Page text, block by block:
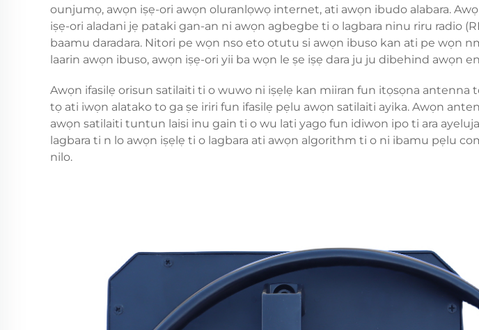
ounjumọ, awọn iṣẹ-ori awọn oluranlọwọ internet, ati awọn ibudo alabara.
iṣẹ-ori aladani jẹ pataki gan-an ni awọn agbegbe ti o lagbara ninu riru radio
baamu daradara. Nitori pe wọn nso eto otutu si awọn ibuso kan ati pe wọn
laarin awọn ibuso, awọn iṣẹ-ori yii ba wọn le ṣe iṣẹ dara ju ju dibehind awọn
Awọn ifasilẹ orisun satilaiti ti o wuwo ni iṣẹlẹ kan miiran fun itọsọna
tọ ati iwọn alatako to ga ṣe iriri fun ifasilẹ pẹlu awọn satilaiti ayika. Awọn
awọn satilaiti tuntun laisi inu gain ti o wu lati yago fun idiwon ipo ti ara
lagbara ti n lo awọn iṣẹlẹ ti o lagbara ati awọn algorithm ti o ni ibamu pẹlu
nilo.